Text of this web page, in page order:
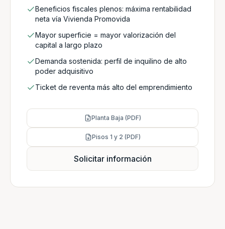
Beneficios fiscales plenos: máxima rentabilidad
neta vía Vivienda Promovida
Mayor superficie = mayor valorización del
capital a largo plazo
Demanda sostenida: perfil de inquilino de alto
poder adquisitivo
Ticket de reventa más alto del emprendimiento
Planta Baja (PDF)
Pisos 1 y 2 (PDF)
Solicitar información